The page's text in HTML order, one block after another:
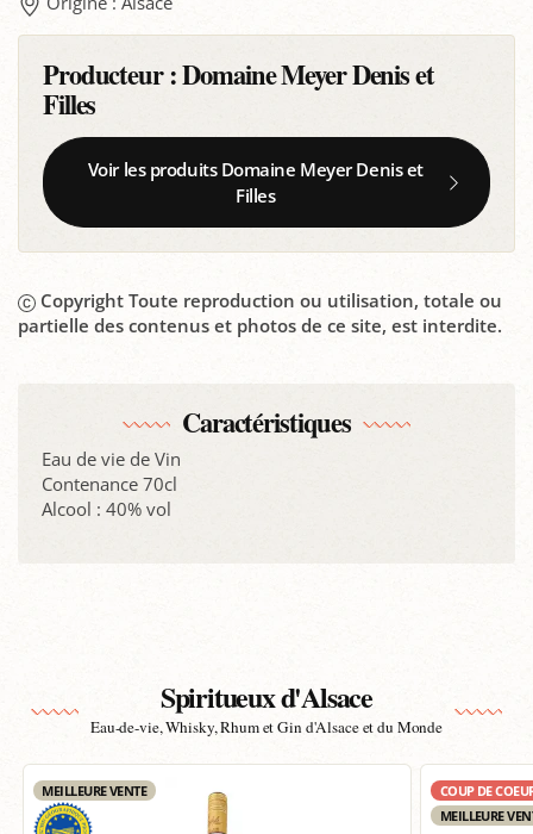
Producteur :Domaine Meyer Denis et
Filles
Voir les produits Domaine Meyer Denis et
Filles
Copyright Toute reproduction ou utilisation, totale ou
partielle des contenus et photos de ce site, est interdite.
Caractéristiques
Eau de vie de Vin
Contenance 70cl
Alcool : 40% vol
Spiritueux d'Alsace
Eau-de-vie, Whisky, Rhum et Gin d'Alsace et du Monde
MEILLEURE VENTE
COUP DE
MEILLEURE